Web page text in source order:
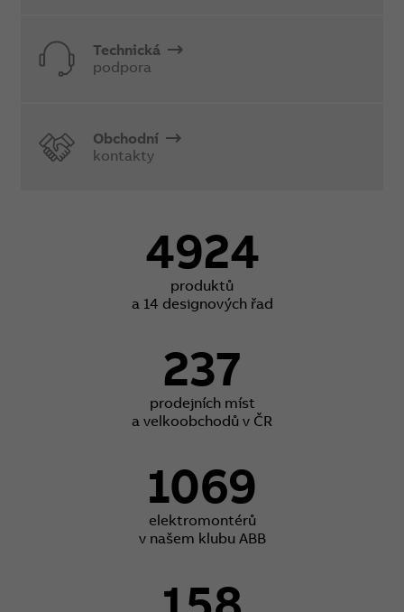
Technická
podpora
Obchodní
kontakty
4924
produktů
a 14 designových řad
237
prodejních míst
a velkoobchodů v ČR
1069
elektromontérů
v našem klubu ABB